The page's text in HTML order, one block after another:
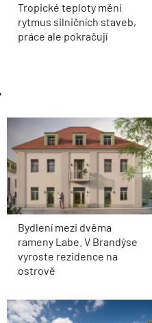
Tropické teploty mění
rytmus silničních staveb,
práce ale pokračují
Bydlení mezi dvěma
rameny Labe. V Brandýse
vyroste rezidence na
ostrově